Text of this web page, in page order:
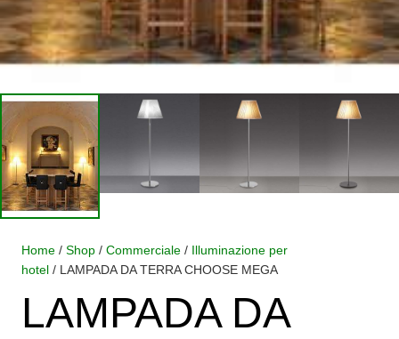
Home / Shop / Commerciale / Illuminazione per
hotel / LAMPADA DA TERRA CHOOSE MEGA
LAMPADA DA